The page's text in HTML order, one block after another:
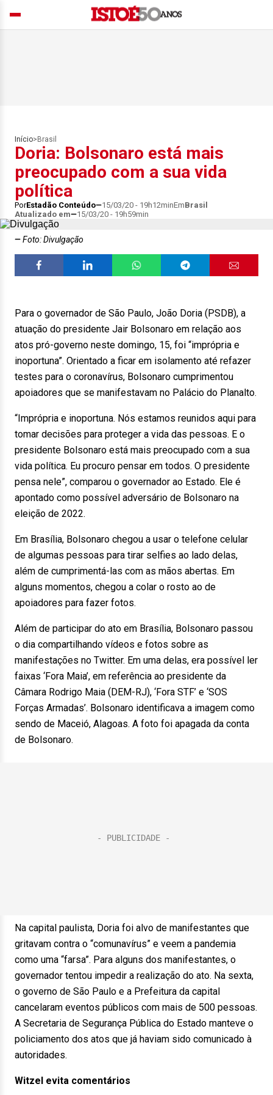
Início> Brasil
Doria: Bolsonaro está mais
preocupado com a sua vida
política
PorEstadão Conteúdo 15/03/20 - 19h12minEmBrasil
Atualizado em
15/03/20 - 19h59min
Foto: Divulgação
Para o governador de São Paulo, João Doria (PSDB), a
atuação do presidente Jair Bolsonaro em relação aos
atos pró-governo neste domingo, 15, foi “imprópria e
inoportuna”. Orientado a ficar em isolamento até refazer
testes para o coronavírus, Bolsonaro cumprimentou
apoiadores que se manifestavam no Palácio do Planalto.
“Imprópria e inoportuna. Nós estamos reunidos aqui para
tomar decisões para proteger a vida das pessoas. E o
presidente Bolsonaro está mais preocupado com a sua
vida política. Eu procuro pensar em todos. O presidente
pensa nele”, comparou o governador ao Estado. Ele é
apontado como possível adversário de Bolsonaro na
eleição de 2022.
Em Brasília, Bolsonaro chegou a usar o telefone celular
de algumas pessoas para tirar selfies ao lado delas,
além de cumprimentá-las com as mãos abertas. Em
alguns momentos, chegou a colar o rosto ao de
apoiadores para fazer fotos.
Além de participar do ato em Brasília, Bolsonaro passou
o dia compartilhando vídeos e fotos sobre as
manifestações no Twitter. Em uma delas, era possível ler
faixas ‘Fora Maia’, em referência ao presidente da
Câmara Rodrigo Maia (DEM-RJ), ‘Fora STF’ e ‘SOS
Forças Armadas’. Bolsonaro identificava a imagem como
sendo de Maceió, Alagoas. A foto foi apagada da conta
de Bolsonaro.
Na capital paulista, Doria foi alvo de manifestantes que
gritavam contra o “comunavírus” e veem a pandemia
como uma “farsa”. Para alguns dos manifestantes, o
governador tentou impedir a realização do ato. Na sexta,
o governo de São Paulo e a Prefeitura da capital
cancelaram eventos públicos com mais de 500 pessoas.
A Secretaria de Segurança Pública do Estado manteve o
policiamento dos atos que já haviam sido comunicado à
autoridades.
Witzel evita comentários